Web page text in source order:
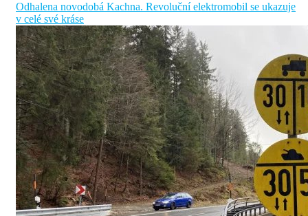
Odhalena novodobá Kachna. Revoluční elektromobil se ukazuje
v celé své kráse